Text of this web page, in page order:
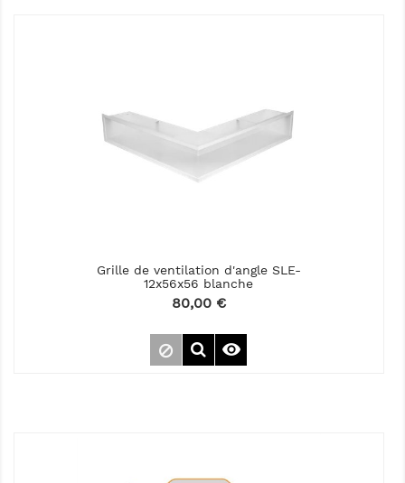
Grille de ventilation d'angle SLE-
12x56x56 blanche
Prix
80,00 €
